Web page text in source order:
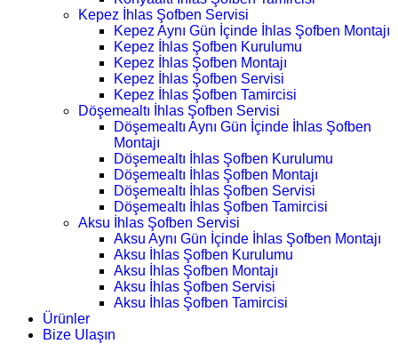
Kepez İhlas Şofben Servisi
Kepez Aynı Gün İçinde İhlas Şofben Montajı
Kepez İhlas Şofben Kurulumu
Kepez İhlas Şofben Montajı
Kepez İhlas Şofben Servisi
Kepez İhlas Şofben Tamircisi
Döşemealtı İhlas Şofben Servisi
Döşemealtı Aynı Gün İçinde İhlas Şofben
Montajı
Döşemealtı İhlas Şofben Kurulumu
Döşemealtı İhlas Şofben Montajı
Döşemealtı İhlas Şofben Servisi
Döşemealtı İhlas Şofben Tamircisi
Aksu İhlas Şofben Servisi
Aksu Aynı Gün İçinde İhlas Şofben Montajı
Aksu İhlas Şofben Kurulumu
Aksu İhlas Şofben Montajı
Aksu İhlas Şofben Servisi
Aksu İhlas Şofben Tamircisi
Ürünler
Bize Ulaşın